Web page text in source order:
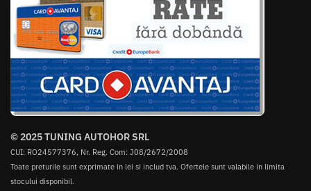
© 2025 TUNING AUTOHOR SRL
CUI: RO24577376, Nr. Reg. Com: J08/2672/2008
Toate preturile sunt exprimate in lei si includ tva. Ofertele sunt valabile in limita
stocului disponibil.